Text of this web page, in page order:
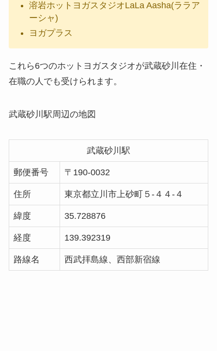
溶岩ホットヨガスタジオLaLa Aasha(ララア
ーシャ)
ヨガプラス
これら6つのホットヨガスタジオが武蔵砂川在住・
在職の人でも受けられます。
武蔵砂川駅周辺の地図
武蔵砂川駅
郵便番号 〒190-0032
住所 東京都立川市上砂町５-４４-４
緯度 35.728876
経度 139.392319
路線名 西武拝島線、西部新宿線